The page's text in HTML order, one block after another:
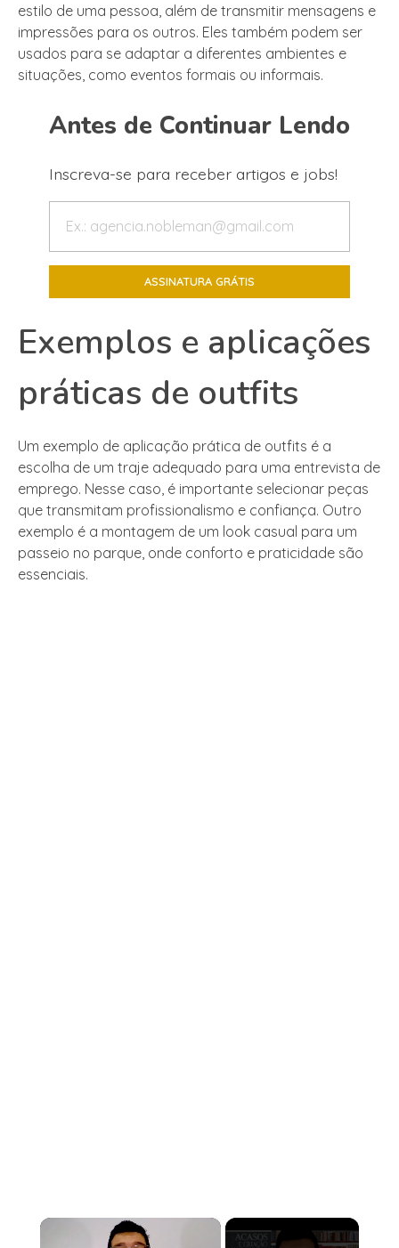
estilo de uma pessoa, além de transmitir mensagens e
impressões para os outros. Eles também podem ser
usados para se adaptar a diferentes ambientes e
situações, como eventos formais ou informais.
Antes de Continuar Lendo
Inscreva-se para receber artigos e jobs!
Exemplos e aplicações
práticas de outfits
Um exemplo de aplicação prática de outfits é a
escolha de um traje adequado para uma entrevista de
emprego. Nesse caso, é importante selecionar peças
que transmitam profissionalismo e confiança. Outro
exemplo é a montagem de um look casual para um
passeio no parque, onde conforto e praticidade são
essenciais.
×